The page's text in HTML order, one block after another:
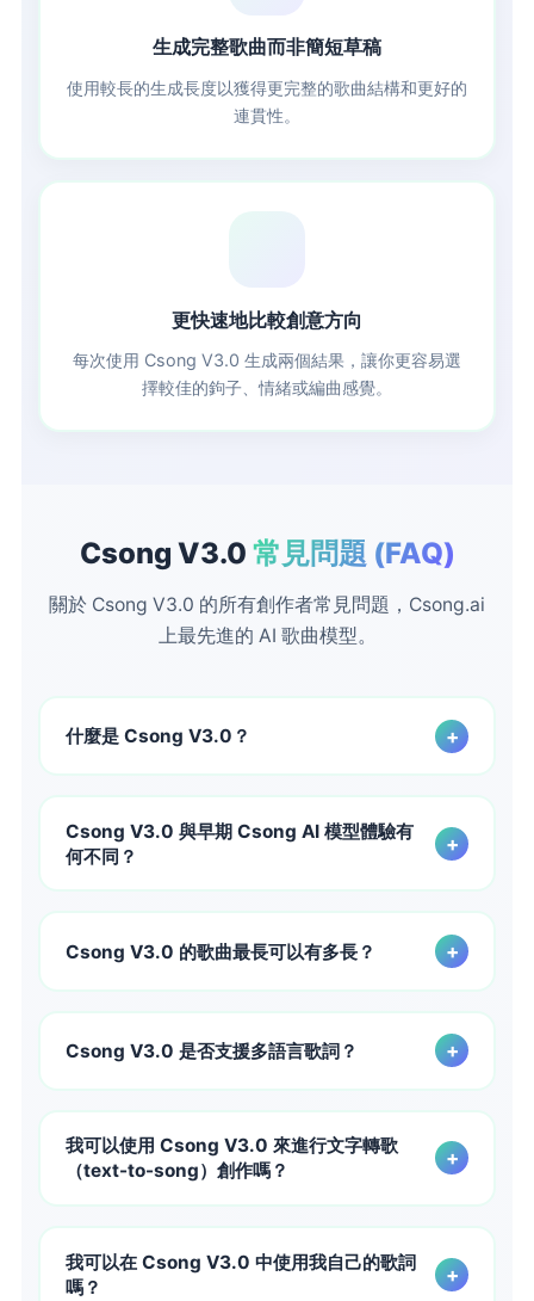
生成完整歌曲而非簡短草稿
使用較長的生成長度以獲得更完整的歌曲結構和更好的
連貫性。
更快速地比較創意方向
每次使用 Csong V3.0 生成兩個結果，讓你更容易選
擇較佳的鉤子、情緒或編曲感覺。
Csong V3.0 常見問題 (FAQ)
關於 Csong V3.0 的所有創作者常見問題，Csong.ai
上最先進的 AI 歌曲模型。
什麼是 Csong V3.0？ +
好的多語言歌詞結果以及更長的歌曲而設計。Csong AI 建構
了 V3.0，旨在幫助創作者從最初的想法更順利地進展到更接
Csong V3.0 與早期 Csong AI 模型體驗有
何不同？
+
作流程，提升人聲真實感、提示理解、音頻清晰度、多語言歌
詞表現以及長篇連貫性。它針對希望在整首歌曲的完整長度中
Csong V3.0 的歌曲最長可以有多長？ +
你想要完整的歌曲結構（包含段落、主歌、副歌、橋段與結
尾）而非短片段時，它是一個強而有力的選擇。
Csong V3.0 是否支援多語言歌詞？ +
Csong.ai 上聽起來更自然、更具文化說服力。
我可以使用 Csong V3.0 來進行文字轉歌
（text-to-song）創作嗎？
+
V3.0 更多的創意訊號可供運用。
我可以在 Csong V3.0 中使用我自己的歌詞
嗎？
+